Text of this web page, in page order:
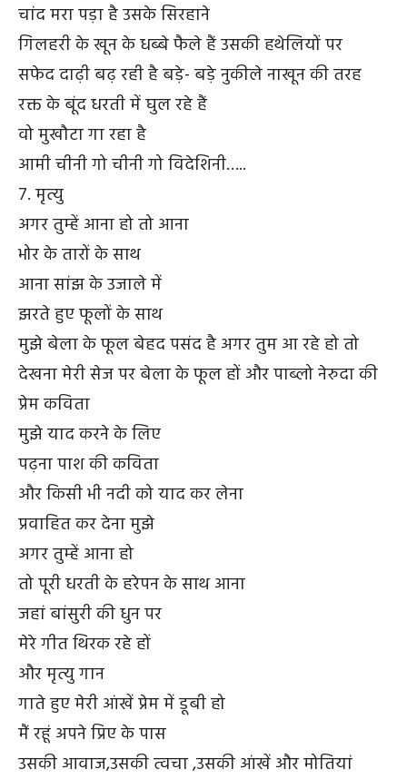
चांद मरा पड़ा है उसके सिरहाने
गिलहरी के खून के धब्बे फैले हैं उसकी हथेलियों पर
सफेद दाढ़ी बढ़ रही है बड़े- बड़े नुकीले नाखून की तरह
रक्त के बूंद धरती में घुल रहे हैं
वो मुखौटा गा रहा है
आमी चीनी गो चीनी गो विदेशिनी…..
7. मृत्यु
अगर तुम्हें आना हो तो आना
भोर के तारों के साथ
आना सांझ के उजाले में
झरते हुए फूलों के साथ
मुझे बेला के फूल बेहद पसंद है अगर तुम आ रहे हो तो
देखना मेरी सेज पर बेला के फूल हों और पाब्लो नेरुदा की
प्रेम कविता
मुझे याद करने के लिए
पढ़ना पाश की कविता
और किसी भी नदी को याद कर लेना
प्रवाहित कर देना मुझे
अगर तुम्हें आना हो
तो पूरी धरती के हरेपन के साथ आना
जहां बांसुरी की धुन पर
मेरे गीत थिरक रहे हों
और मृत्यु गान
गाते हुए मेरी आंखें प्रेम में डूबी हो
मैं रहूं अपने प्रिए के पास
उसकी आवाज,उसकी त्वचा ,उसकी आंखें और मोतियां